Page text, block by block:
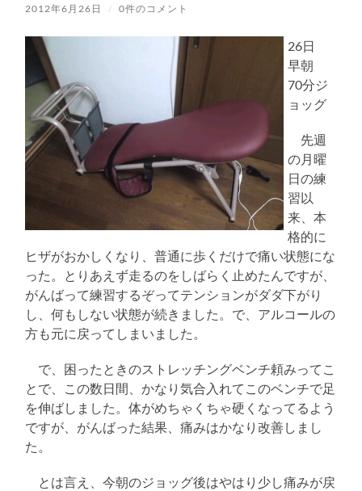
2012年6月26日 / 0件のコメント
26日
早朝
70分ジ
ョッグ
先週
の月曜
日の練
習以
来、本
格的に
ヒザがおかしくなり、普通に歩くだけで痛い状態にな
った。とりあえず走るのをしばらく止めたんですが、
がんばって練習するぞってテンションがダダ下がり
し、何もしない状態が続きました。で、アルコールの
方も元に戻ってしまいました。
で、困ったときのストレッチングベンチ頼みってこ
とで、この数日間、かなり気合入れてこのベンチで足
を伸ばしました。体がめちゃくちゃ硬くなってるよう
ですが、がんばった結果、痛みはかなり改善しまし
た。
とは言え、今朝のジョッグ後はやはり少し痛みが戻